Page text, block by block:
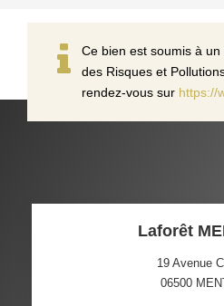
Ce bien est soumis à
des Risques et
rendez-vous sur https://
Laforêt
19 Avenue
06500